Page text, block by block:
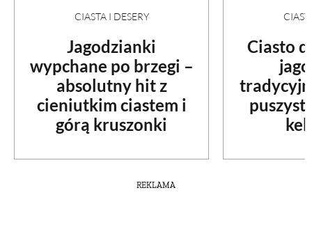
CIASTA I DESERY
Jagodzianki
wypchane po brzegi –
absolutny hit z
cieniutkim ciastem i
górą kruszonki
Ciasto
REKLAMA